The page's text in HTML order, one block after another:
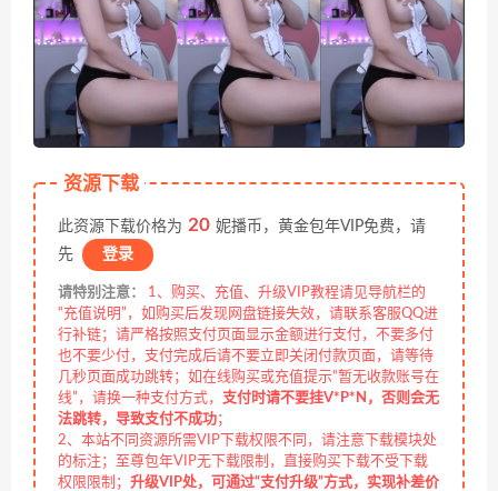
资源下载
此资源下载价格为 20 妮播币，黄金包年VIP免费，请
先
登录
请特别注意：
1、购买、充值、升级VIP教程请见导航栏的
“充值说明”，如购买后发现网盘链接失效，请联系客服QQ进
行补链；请严格按照支付页面显示金额进行支付，不要多付
也不要少付，支付完成后请不要立即关闭付款页面，请等待
几秒页面成功跳转；如在线购买或充值提示“暂无收款账号在
线”，请换一种支付方式， 支付时请不要挂V*P*N，否则会无
法跳转，导致支付不成功；
2、本站不同资源所需VIP下载权限不同，请注意下载模块处
的标注；至尊包年VIP无下载限制，直接购买下载不受下载
权限限制； 升级VIP处，可通过“支付升级”方式，实现补差价